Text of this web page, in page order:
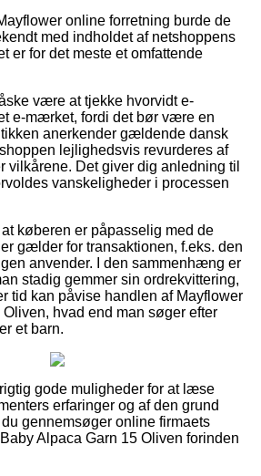
online forretning burde de
med indholdet af netshoppens
er for det meste et omfattende
være at tjekke hvorvidt e-
e-mærket, fordi det bør være en
anerkender gældende dansk
lejlighedsvis revurderes af
vilkårene. Det giver dig anledning til
vanskeligheder i processen
køberen er påpasselig med de
gælder for transaktionen, f.eks. den
anvender. I den sammenhæng er
stadig gemmer sin ordrekvittering,
tid kan påvise handlen af Mayflower
hvad end man søger efter
et barn.
gode muligheder for at læse
erfaringer og af den grund
gennemsøger online firmaets
Alpaca Garn 15 Oliven forinden